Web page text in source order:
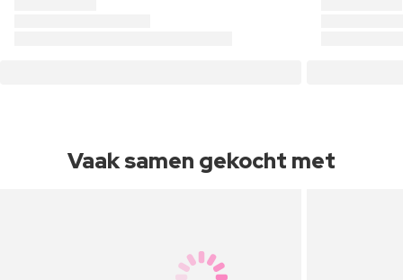
Vaak samen gekocht met